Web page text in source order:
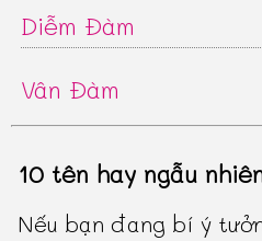
Diễm Đàm
Vân Đàm
10 tên hay ngẫu
Nếu bạn đang bí ý